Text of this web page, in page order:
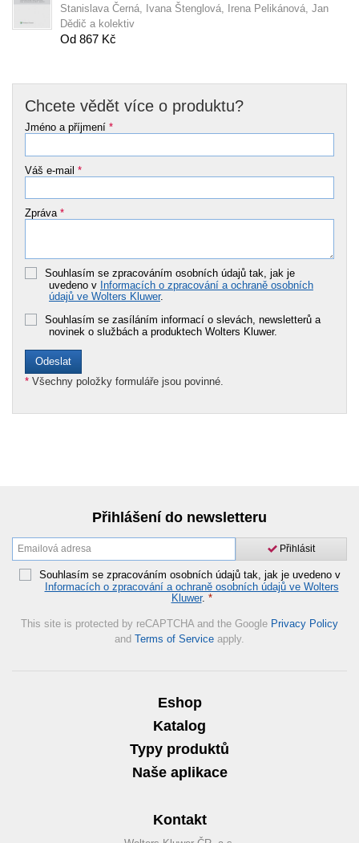
Stanislava Černá, Ivana Štenglová, Irena Pelikánová, Jan
Dědič a kolektiv
Od 867 Kč
Chcete vědět více o produktu?
Jméno a příjmení *
Váš e-mail *
Zpráva *
Souhlasím se zpracováním osobních údajů tak, jak je
uvedeno v Informacích o zpracování a ochraně osobních
údajů ve Wolters Kluwer.
Souhlasím se zasíláním informací o slevách, newsletterů a
novinek o službách a produktech Wolters Kluwer.
* Všechny položky formuláře jsou povinné.
Přihlášení do newsletteru
Přihlásit
Souhlasím se zpracováním osobních údajů tak, jak je uvedeno v
Informacích o zpracování a ochraně osobních údajů ve Wolters
Kluwer. *
This site is protected by reCAPTCHA and the Google Privacy Policy
and Terms of Service apply.
Eshop
Katalog
Typy produktů
Naše aplikace
Kontakt